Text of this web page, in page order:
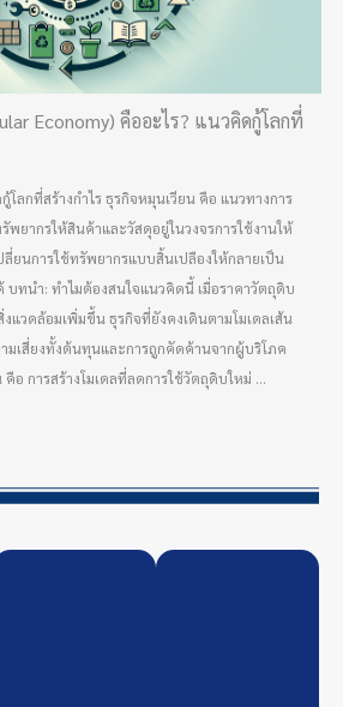
Economy) คืออะไร? แนวคิดกู้โลกที่
ลกที่สร้างกำไร ธุรกิจหมุนเวียน คือ แนวทางการ
ยากรให้สินค้าและวัสดุอยู่ในวงจรการใช้งานให้
ยนการใช้ทรัพยากรแบบสิ้นเปลืองให้กลายเป็น
บทนำ: ทำไมต้องสนใจแนวคิดนี้ เมื่อราคาวัตถุดิบ
วดล้อมเพิ่มขึ้น ธุรกิจที่ยังคงเดินตามโมเดลเส้น
มเสี่ยงทั้งต้นทุนและการถูกคัดค้านจากผู้บริโภค
อ การสร้างโมเดลที่ลดการใช้วัตถุดิบใหม่ ...